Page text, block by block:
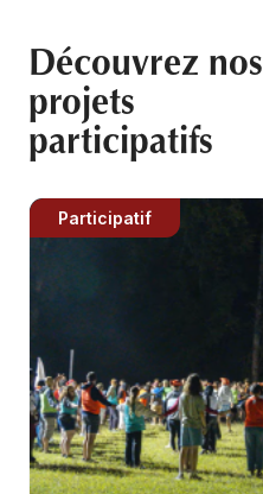
Découvrez nos
projets
participatifs
Participatif